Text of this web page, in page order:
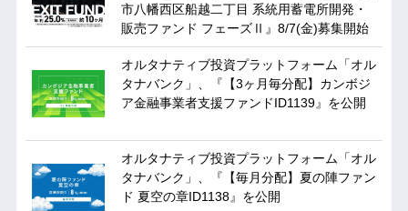
市八幡西区船越二丁目 系統用蓄電所開発・
販売ファンド フェーズⅡ』8/7(金)募集開始
オルタナティブ投資プラットフォーム「オル
タナバンク」、『【3ヶ月毎分配】カンボジ
ア金融事業者支援ファンドID1139』を公開
オルタナティブ投資プラットフォーム「オル
タナバンク」、『【毎月分配】夏の陣ファン
ド 夏空の章ID1138』を公開